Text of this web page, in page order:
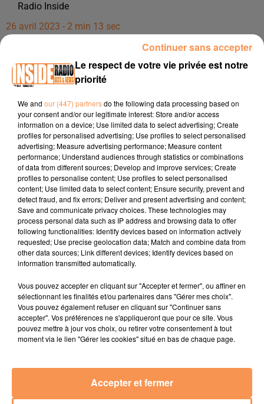
Radio Inside
26 avril 2023 - 2 min 13 sec
INTERVIEW DE CÉDRIC "FERME DE L'OUSSE" À AUSSEVIELLE, SUR
Page Facebook : SARL Ferme de l'Ousse
TITRES DIFFUSÉS
9h44
9h44 9h41
9h41
RIDSA
9h36
9h36
Le respect de votre vie privée est notre
priorité
We and our (447) partnersdo the following data processing based on
your consent and/or our legitimate interest: Store and/or access
information on a device; Use limited data to select advertising; Create
profiles for personalised advertising; Use profiles to select personalised
advertising; Measure advertising performance; Measure content
performance; Understand audiences through statistics or combinations
of data from different sources; Develop and improve services; Create
profiles to personalise content; Use profiles to select personalised
content; Use limited data to select content; Ensure security, prevent and
detect fraud, and fix errors; Deliver and present advertising and content;
Save and communicate privacy choices. These technologies may
process personal data such as IP address and browsing data to offer
following functionalities: Identify devices based on information actively
requested; Use precise geolocation data; Match and combine data from
other data sources; Link different devices; Identify devices based on
information transmitted automatically.
Vous pouvez accepter en cliquant sur "Accepter et fermer", ou affiner en
sélectionnant les finalités et/ou partenaires dans "Gérer mes choix".
Vous pouvez également refuser en cliquant sur "Continuer sans
accepter". Vos préférences ne s'appliqueront que pour ce site. Vous
pouvez mettre à jour vos choix, ou retirer votre consentement à tout
moment via le lien "Gérer les cookies" situé en bas de chaque page.
Accepter et fermer
Continuer sans accepter